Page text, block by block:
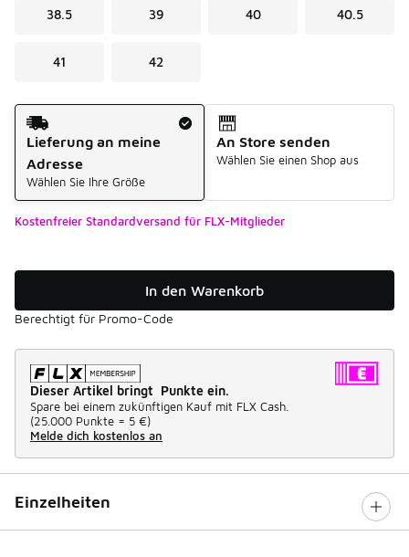
38.5 39 40 40.5
41 42
Versandart
Lieferung an meine
Adresse
Wählen Sie Ihre Größe
An Store senden
Wählen Sie einen Shop aus
Kostenfreier Standardversand für FLX-Mitglieder
In den Warenkorb
Berechtigt für Promo-Code
Dieser Artikel bringt Punkte ein.
Spare bei einem zukünftigen Kauf mit FLX Cash.
(25.000 Punkte = 5 €)
Melde dich kostenlos an
Einzelheiten